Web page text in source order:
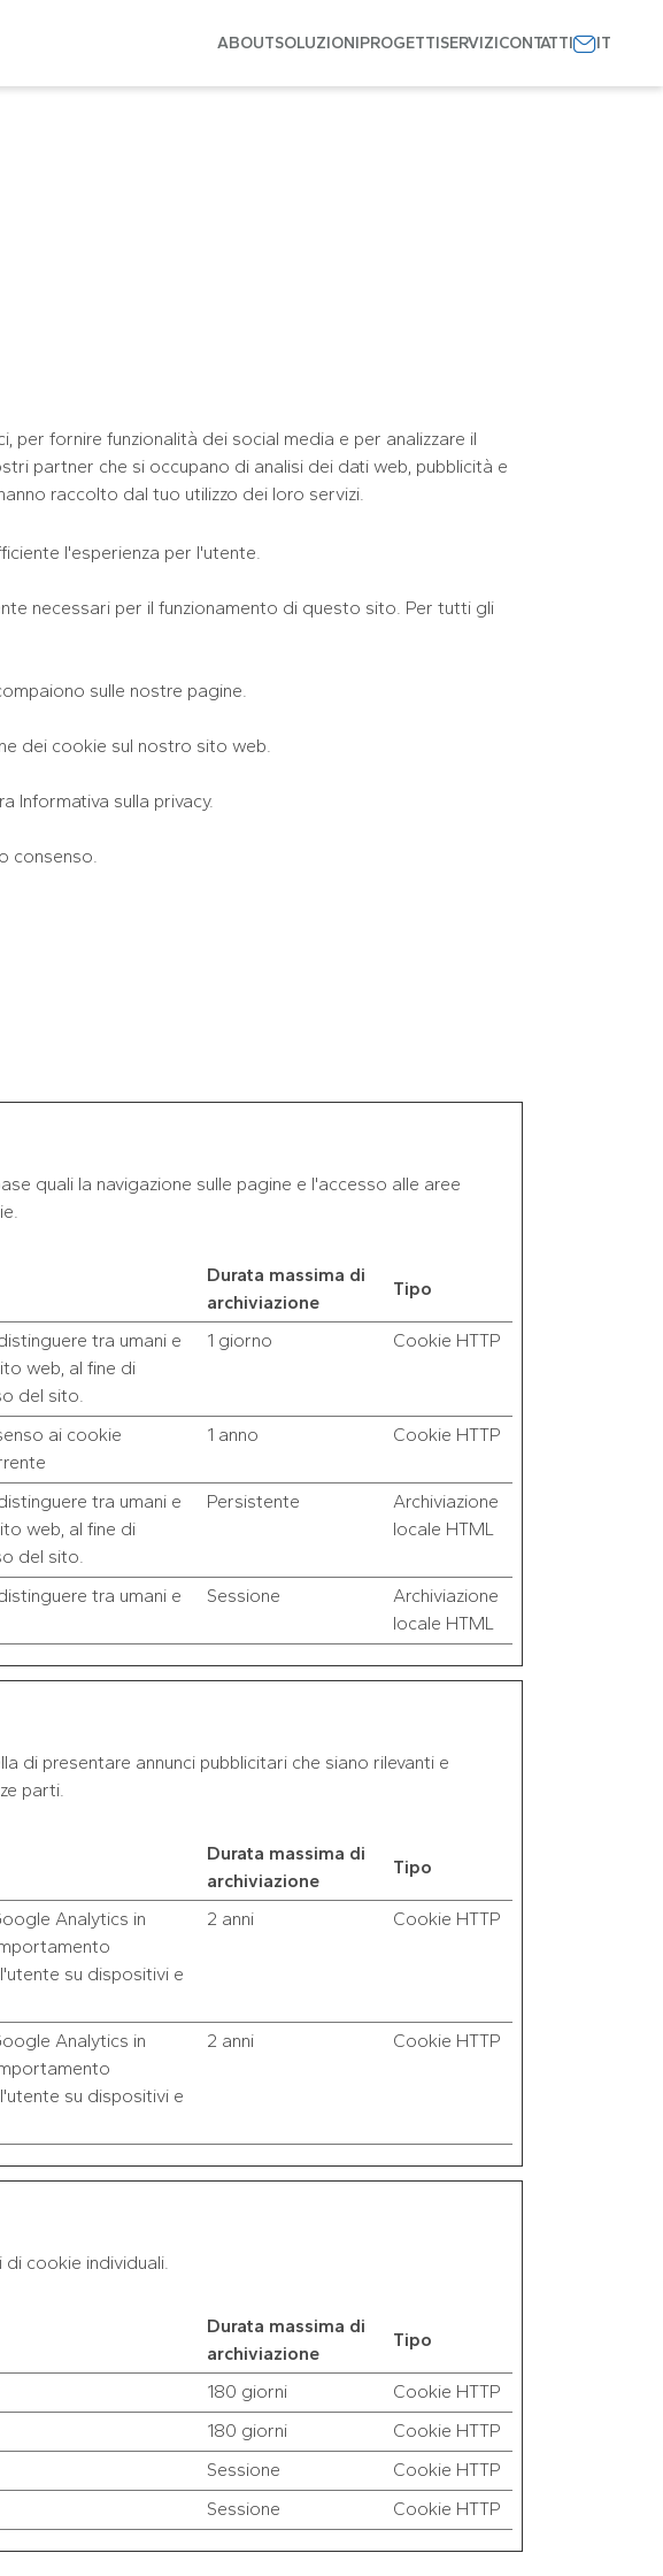
ABOUTSOLUZIONIPROGETTISERVIZICONTATTI
per fornire funzionalità dei social media e per analizzare il
partner che si occupano di analisi dei dati web, pubblicità e
raccolto dal tuo utilizzo dei loro servizi.
l'esperienza per l'utente.
necessari per il funzionamento di questo sito. Per tutti gli
sulle nostre pagine.
dei cookie sul nostro sito web.
Informativa sulla privacy.
consenso.
quali la navigazione sulle pagine e l'accesso alle aree
Durata massima di
archiviazione
Tipo
tra umani e
web, al fine di
del sito.
1 giorno Cookie HTTP
ai cookie
1 anno Cookie HTTP
tra umani e
web, al fine di
del sito.
Persistente
Archiviazione
locale HTML
tra umani e
Sessione
Archiviazione
locale HTML
di presentare annunci pubblicitari che siano rilevanti e
parti.
Durata massima di
archiviazione
Tipo
Analytics in
su dispositivi e
2 anni Cookie HTTP
Analytics in
su dispositivi e
2 anni Cookie HTTP
cookie individuali.
Durata massima di
archiviazione
Tipo
180 giorni
Cookie HTTP
180 giorni
Cookie HTTP
Sessione
Cookie HTTP
Sessione Cookie HTTP